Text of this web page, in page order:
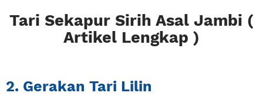
Tari Sekapur Sirih Asal Jambi (
Artikel Lengkap )
2. Gerakan Tari Lilin